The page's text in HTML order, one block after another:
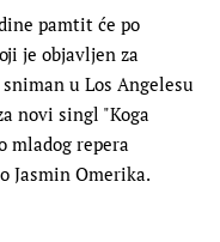
pamtit će po
je objavljen za
u Los Angelesu
novi singl "Koga
mladog repera
Jasmin Omerika.